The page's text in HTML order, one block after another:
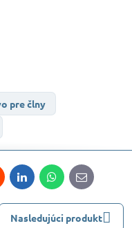
pre člny
LinkedInWhatsApp
E-
mail
Nasledujúci produkt